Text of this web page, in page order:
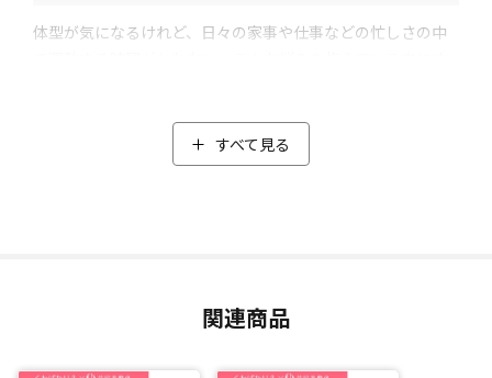
体型が気になるけれど、日々の家事や仕事などの忙しさの中
はき続けることでスリムを目指せる」をコンセプトに作られ
た「くわばたりえ×芦屋美整体 骨盤ショーツ エアー プ
すべて見る
関連商品